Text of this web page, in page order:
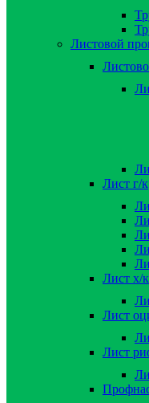
Листовой
Лист г/к
Лист х/к
Лист
Лист